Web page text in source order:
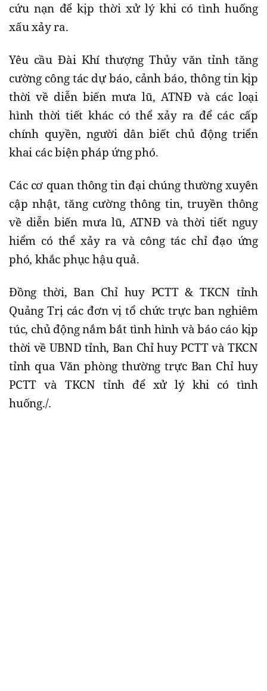
cứu nạn để kịp thời xử lý khi có tình huống
xấu xảy ra.
Yêu cầu Đài Khí thượng Thủy văn tỉnh tăng
cường công tác dự báo, cảnh báo, thông tin kịp
thời về diễn biến mưa lũ, ATNĐ và các loại
hình thời tiết khác có thể xảy ra để các cấp
chính quyền, người dân biết chủ động triển
khai các biện pháp ứng phó.
Các cơ quan thông tin đại chúng thường xuyên
cập nhật, tăng cường thông tin, truyền thông
về diễn biến mưa lũ, ATNĐ và thời tiết nguy
hiểm có thể xảy ra và công tác chỉ đạo ứng
phó, khắc phục hậu quả.
Đồng thời, Ban Chỉ huy PCTT & TKCN tỉnh
Quảng Trị các đơn vị tổ chức trực ban nghiêm
túc, chủ động nắm bắt tình hình và báo cáo kịp
thời về UBND tỉnh, Ban Chỉ huy PCTT và TKCN
tỉnh qua Văn phòng thường trực Ban Chỉ huy
PCTT và TKCN tỉnh để xử lý khi có tình
huống./.